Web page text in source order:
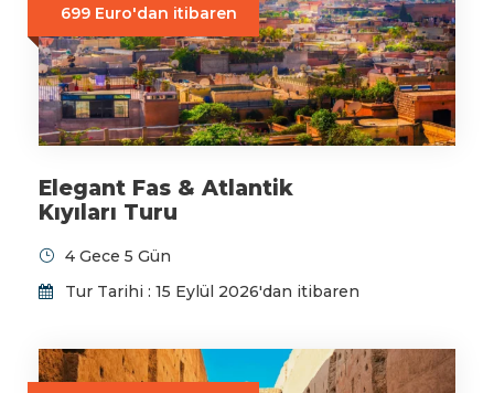
699 Euro'dan itibaren
Elegant Fas & Atlantik
Kıyıları Turu
4 Gece 5 Gün
Tur Tarihi : 15 Eylül 2026'dan itibaren